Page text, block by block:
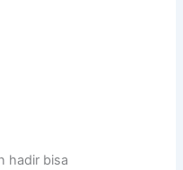
hadir bisa